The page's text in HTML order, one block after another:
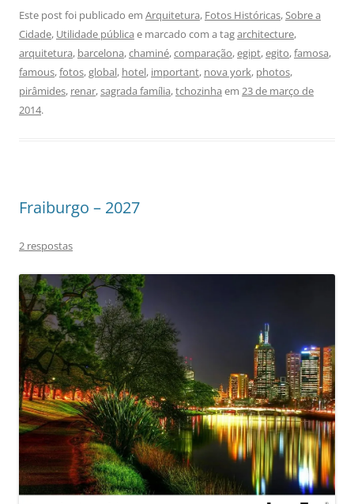
Este post foi publicado em Arquitetura, Fotos Históricas,Sobre a
Cidade, Utilidade pública e marcado com a tagarchitecture,
arquitetura, barcelona,chaminé,comparação,egipt,egito,famosa,
famous,fotos,global, hotel, important, nova york, photos,
pirâmides, renar,sagrada família,tchozinha em 23 de março de
2014.
Fraiburgo – 2027
2 respostas